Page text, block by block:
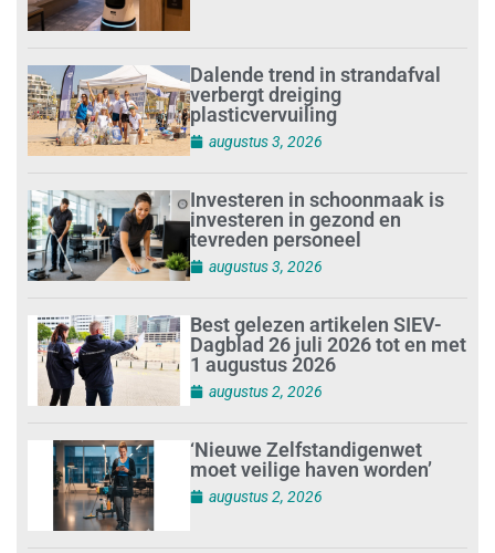
Dalende trend in strandafval
verbergt dreiging
plasticvervuiling
augustus 3, 2026
Investeren in schoonmaak is
investeren in gezond en
tevreden personeel
augustus 3, 2026
Best gelezen artikelen SIEV-
Dagblad 26 juli 2026 tot en met
1 augustus 2026
augustus 2, 2026
‘Nieuwe Zelfstandigenwet
moet veilige haven worden’
augustus 2, 2026